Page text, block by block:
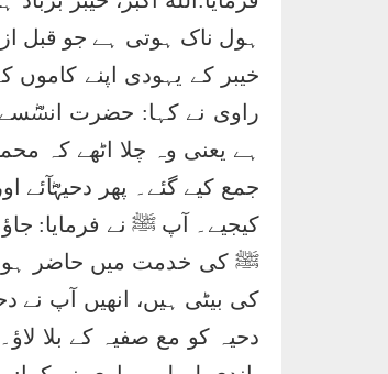
ہول ناک ہوتی ہے جو قبل
خیبر کے یہودی اپنے کاموں
راوی نے کہا: حضرت انسؓسے
ہے یعنی وہ چلا اٹھے کہ
جمع کیے گئے۔ پھر
کیجیے۔ آپ ﷺ نے فرمایا:
ﷺ کی خدمت میں حاضر ہوا
کی بیٹی ہیں، انھیں آپ نے
دحیہ کو مع صفیہ کے بلا